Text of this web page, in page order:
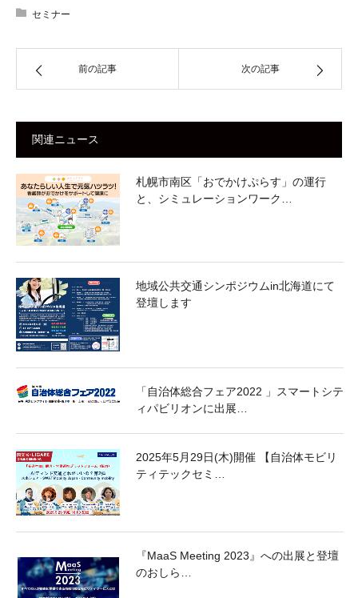
セミナー
前の記事 次の記事
関連ニュース
札幌市南区「おでかけぷらす」の運行
と、シミュレーションワーク…
地域公共交通シンポジウムin北海道にて
登壇します
「自治体総合フェア2022 」スマートシテ
ィパビリオンに出展…
2025年5月29日(木)開催 【自治体モビリ
ティテックセミ…
『MaaS Meeting 2023』への出展と登壇
のおしら…